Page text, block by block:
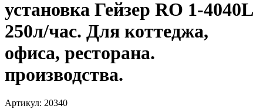
установка Гейзер RO 1-4040L
250л/час. Для коттеджа,
офиса, ресторана.
производства.
Артикул: 20340